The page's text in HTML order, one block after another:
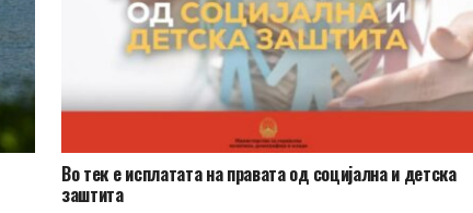
Во тек е исплатата на правата од социјална и детска
заштита